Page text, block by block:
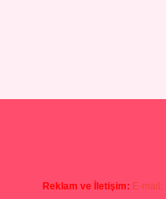
Reklam ve İletişim: E-mail: